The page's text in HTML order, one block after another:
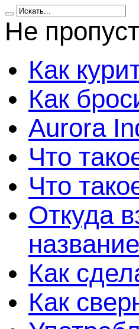
Не
Как
Как
Aurora
Что
Что
Откуда
Как
Как